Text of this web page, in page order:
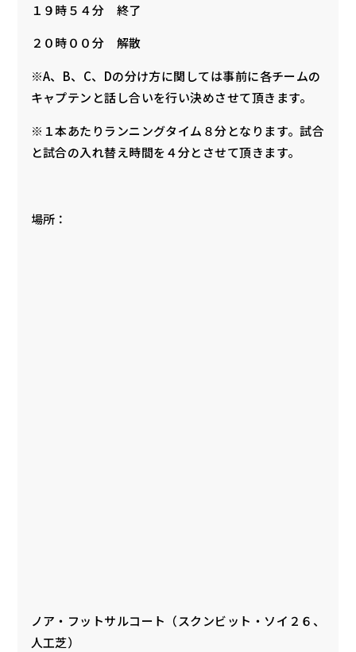
１９時５４分 終了
２０時００分 解散
※A、B、C、Dの分け方に関しては事前に各チームの
キャプテンと話し合いを行い決めさせて頂きます。
※１本あたりランニングタイム８分となります。試合
と試合の入れ替え時間を４分とさせて頂きます。
場所：
ノア・フットサルコート（スクンビット・ソイ２６、
人工芝）